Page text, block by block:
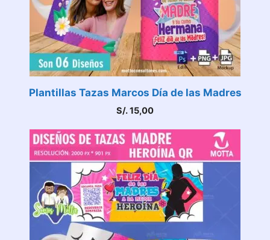
Plantillas Tazas Marcos Día de las Madres
S/.15,00